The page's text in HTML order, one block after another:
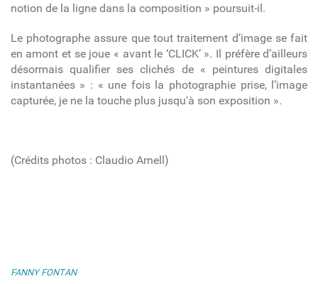
notion de la ligne dans la composition » poursuit-il.
Le photographe assure que tout traitement d’image se fait
en amont et se joue « avant le ‘CLICK’ ». Il préfère d’ailleurs
désormais qualifier ses clichés de « peintures digitales
instantanées » : « une fois la photographie prise, l’image
capturée, je ne la touche plus jusqu'à son exposition ».
(Crédits photos : Claudio Arnell)
FANNY FONTAN